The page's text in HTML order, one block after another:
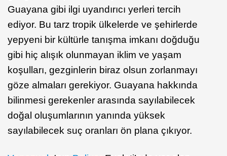
Guayana gibi ilgi uyandırıcı yerleri tercih
ediyor. Bu tarz tropik ülkelerde ve şehirlerde
yepyeni bir kültürle tanışma imkanı doğduğu
gibi hiç alışık olunmayan iklim ve yaşam
koşulları, gezginlerin biraz olsun zorlanmayı
göze almaları gerekiyor. Guayana hakkında
bilinmesi gerekenler arasında sayılabilecek
doğal oluşumlarının yanında yüksek
sayılabilecek suç oranları ön plana çıkıyor.